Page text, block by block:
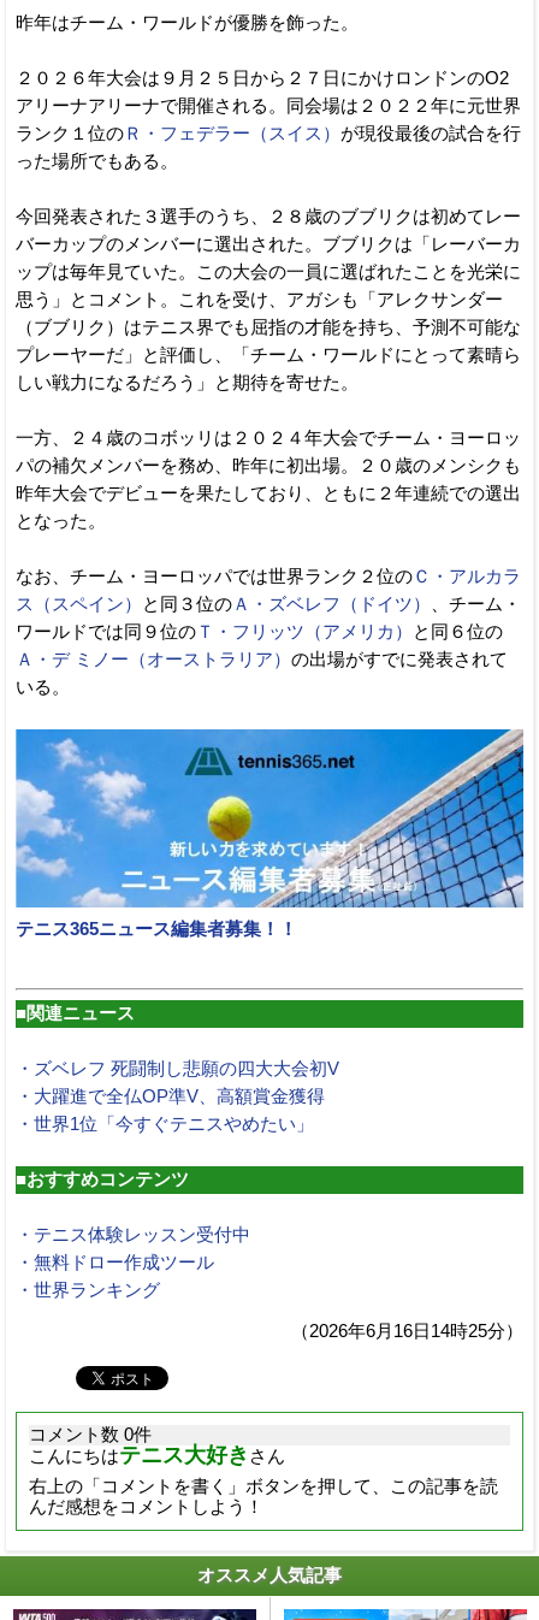
昨年はチーム・ワールドが優勝を飾った。
２０２６年大会は９月２５日から２７日にかけロンドンのO2
アリーナアリーナで開催される。同会場は２０２２年に元世界
ランク１位のＲ・フェデラー（スイス） が現役最後の試合を行
った場所でもある。
今回発表された３選手のうち、２８歳のブブリクは初めてレー
バーカップのメンバーに選出された。ブブリクは「レーバーカ
ップは毎年見ていた。この大会の一員に選ばれたことを光栄に
思う」とコメント。これを受け、アガシも「アレクサンダー
（ブブリク）はテニス界でも屈指の才能を持ち、予測不可能な
プレーヤーだ」と評価し、「チーム・ワールドにとって素晴ら
しい戦力になるだろう」と期待を寄せた。
一方、２４歳のコボッリは２０２４年大会でチーム・ヨーロッ
パの補欠メンバーを務め、昨年に初出場。２０歳のメンシクも
昨年大会でデビューを果たしており、ともに２年連続での選出
となった。
なお、チーム・ヨーロッパでは世界ランク２位のＣ・アルカラ
ス（スペイン）
と同３位のＡ・ズベレフ（ドイツ）
、チーム・
ワールドでは同９位の Ｔ・フリッツ（アメリカ）
と同６位の
Ａ・デ ミノー（オーストラリア） の出場がすでに発表されて
いる。
テニス365ニュース編集者募集！！
■関連ニュース
・ズベレフ 死闘制し悲願の四大大会初V
・大躍進で全仏OP準V、高額賞金獲得
・世界1位「今すぐテニスやめたい」
■おすすめコンテンツ
・テニス体験レッスン受付中
・無料ドロー作成ツール
・世界ランキング
（2026年6月16日14時25分）
コメント数 0件
こんにちはテニス大好き さん
右上の「コメントを書く」ボタンを押して、この記事を読
んだ感想をコメントしよう！
オススメ人気記事